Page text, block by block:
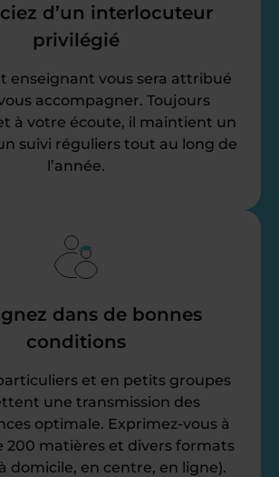
d’un interlocuteur
privilégié
enseignant vous sera attribué
accompagner. Toujours
à votre écoute, il maintient un
suivi réguliers tout au long de
l’année.
dans de bonnes
conditions
et en petits groupes
une transmission des
optimale. Exprimez-vous à
200 matières et divers formats
domicile, en centre, en ligne).